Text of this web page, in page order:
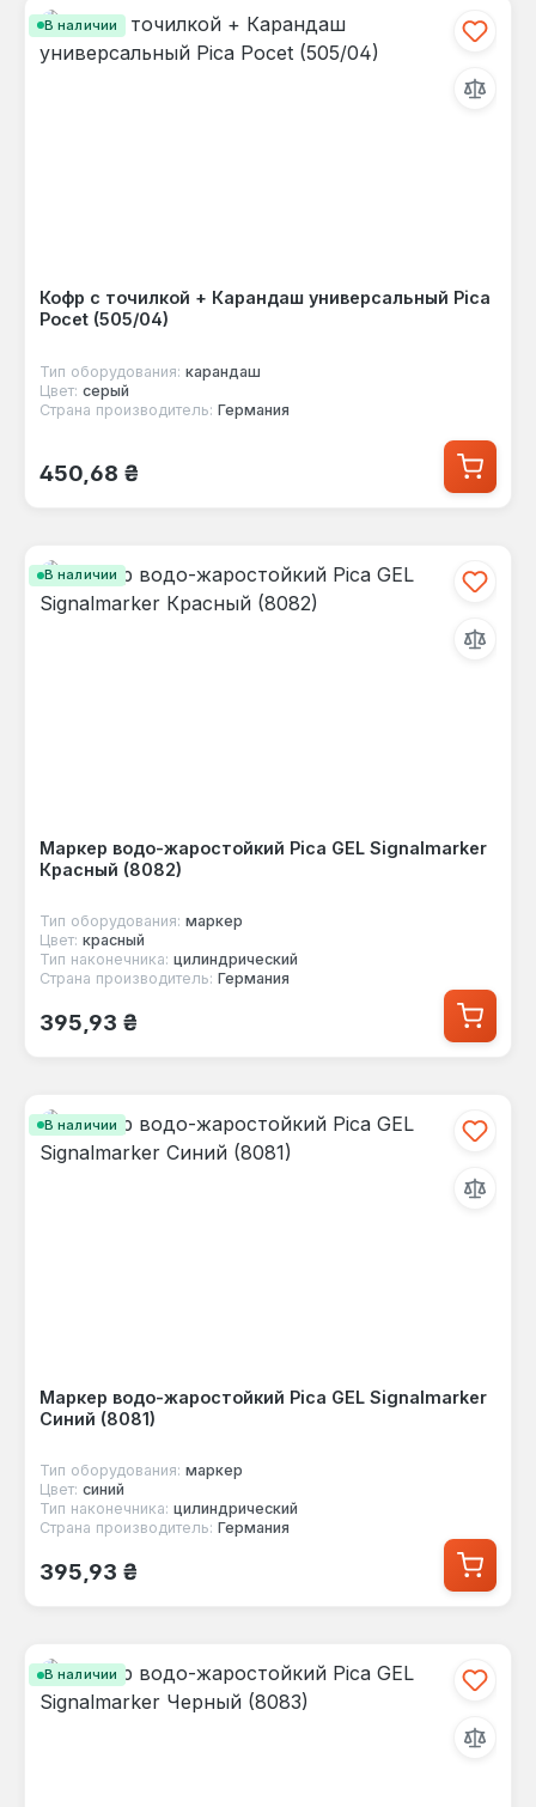
В наличии
Кофр с точилкой + Карандаш универсальный Pica
Pocet (505/04)
Тип оборудования: карандаш
Цвет: серый
Страна производитель: Германия
Обычная цена:
450,68 ₴
В наличии
Маркер водо-жаростойкий Pica GEL Signalmarker
Красный (8082)
Тип оборудования: маркер
Цвет: красный
Тип наконечника: цилиндрический
Страна производитель: Германия
Обычная цена:
395,93 ₴
В наличии
Маркер водо-жаростойкий Pica GEL Signalmarker
Синий (8081)
Тип оборудования: маркер
Цвет: синий
Тип наконечника: цилиндрический
Страна производитель: Германия
Обычная цена:
395,93 ₴
В наличии